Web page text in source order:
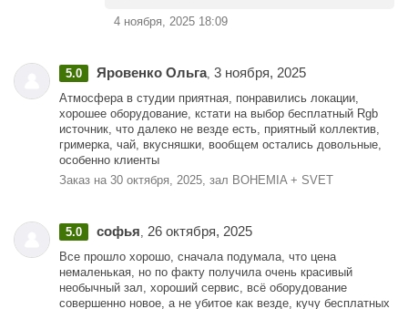
4 ноября, 2025 18:09
5.0 Яровенко Ольга, 3 ноября, 2025
Атмосфера в студии приятная, понравились локации,
хорошее оборудование, кстати на выбор бесплатный Rgb
источник, что далеко не везде есть, приятный коллектив,
гримерка, чай, вкусняшки, вообщем остались довольные,
особенно клиенты
Заказ на 30 октября, 2025, зал BOHEMIA + SVET
5.0 софья 26 октября, 2025
Все прошло хорошо, сначала подумала, что цена
немаленькая, но по факту получила очень красивый
необычный зал, хороший сервис, всё оборудование
совершенно новое, а не убитое как везде, кучу бесплатных